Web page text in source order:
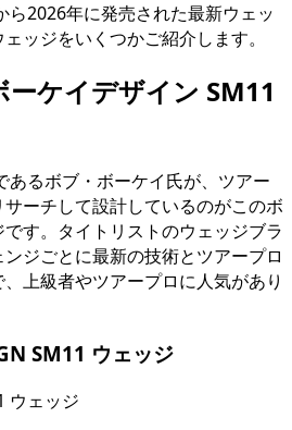
2026年に発売された最新ウェッ
ッジをいくつかご紹介します。
ケイデザイン SM11
るボブ・ボーケイ氏が、ツアー
ーチして設計しているのがこのボ
す。タイトリストのウェッジブラ
ジごとに最新の技術とツアープロ
上級者やツアープロに人気があり
SM11 ウェッジ